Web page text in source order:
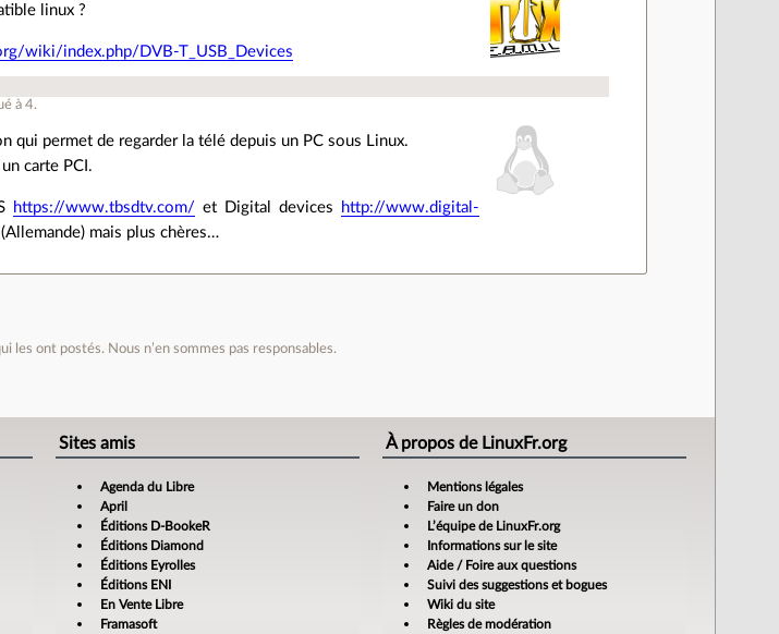
linux ?
wiki/index.php/DVB-T_USB_Devices
à4.
qui permet de regarder la télé depuis un PC sous Linux.
carte PCI.
https://www.tbsdtv.com/ et Digital devices
http://www.digital-
mais plus chères…
les ont postés. Nous n’en sommes pas responsables.
Sites amis
Agenda du Libre
April
Éditions D-BookeR
Éditions Diamond
Éditions Eyrolles
Éditions ENI
En Vente Libre
Framasoft
À propos de LinuxFr.org
Mentions légales
Faire un don
L’équipe de LinuxFr.org
Informations sur le site
Aide / Foire aux questions
Suivi des suggestions et bogues
Wiki du site
Règles de modération